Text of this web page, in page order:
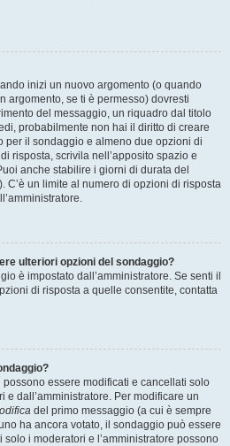
inizi un nuovo argomento (o quando
argomento, se ti è permesso) dovresti
del messaggio, un riquadro dal titolo
probabilmente non hai il diritto di creare
per il sondaggio e almeno due opzioni di
risposta, scrivila nell’apposito spazio e
anche stabilire i giorni di durata del
C’è un limite al numero di opzioni di risposta
ulteriori opzioni del sondaggio?
è impostato dall’amministratore. Se senti il
di risposta a quelle consentite, contatta
essere modificati e cancellati solo
e dall’amministratore. Per modificare un
del primo messaggio (a cui è sempre
ha ancora votato, il sondaggio può essere
i moderatori e l’amministratore possono